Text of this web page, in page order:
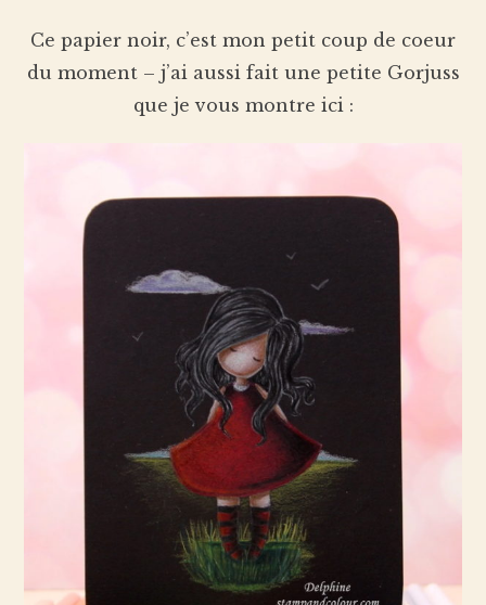
Ce papier noir, c’est mon petit coup de coeur
du moment – j’ai aussi fait une petite Gorjuss
que je vous montre ici :